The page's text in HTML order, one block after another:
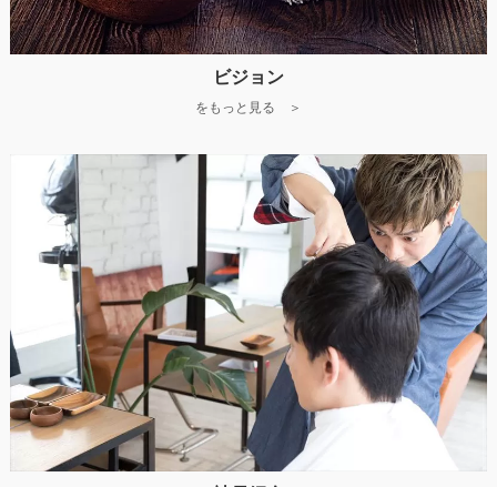
ビジョン
をもっと見る ＞